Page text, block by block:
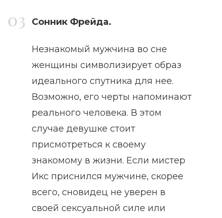
Сонник Фрейда.
Незнакомый мужчина во сне
женщины символизирует образ
идеального спутника для нее.
Возможно, его черты напоминают
реального человека. В этом
случае девушке стоит
присмотреться к своему
знакомому в жизни. Если мистер
Икс приснился мужчине, скорее
всего, сновидец не уверен в
своей сексуальной силе или